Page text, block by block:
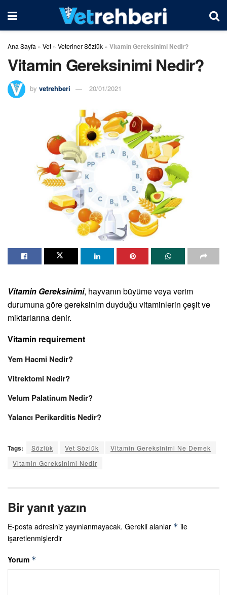
Ana Sayfa » Vet » Veteriner Sözlük » Vitamin Gereksinimi Nedir?
Vitamin Gereksinimi Nedir?
by vetrehberi 20/01/2021
Vitamin Gereksinimi, hayvanın büyüme veya verim
durumuna göre gereksinim duyduğu vitaminlerin çeşit ve
miktarlarına denir.
Vitamin requirement
Yem Hacmi Nedir?
Vitrektomi Nedir?
Velum Palatinum Nedir?
Yalancı Perikarditis Nedir?
Tags: Sözlük Vet Sözlük
Vitamin Gereksinimi Ne Demek
Vitamin Gereksinimi Nedir
Bir yanıt yazın
E-posta adresiniz yayınlanmayacak. Gerekli alanlar * ile
işaretlenmişlerdir
Yorum *